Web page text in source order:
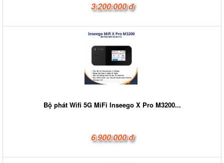
3.200.000 đ
Bộ phát Wifi 5G MiFi Inseego X Pro M3200...
6.900.000 đ